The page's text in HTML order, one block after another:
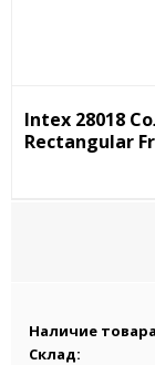
Intex 28018
Rectangular
Наличие товара
Склад: